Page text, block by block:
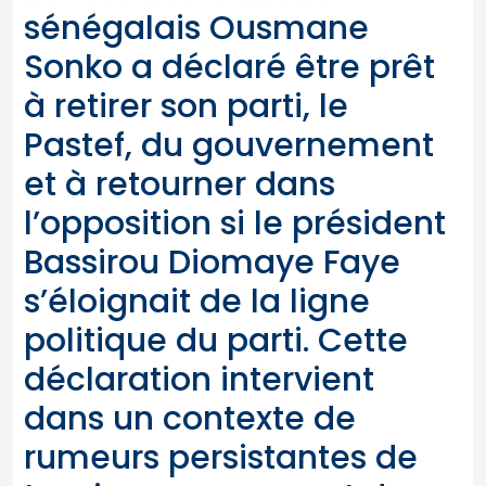
sénégalais Ousmane
Sonko a déclaré être prêt
à retirer son parti, le
Pastef, du gouvernement
et à retourner dans
l’opposition si le président
Bassirou Diomaye Faye
s’éloignait de la ligne
politique du parti. Cette
déclaration intervient
dans un contexte de
rumeurs persistantes de